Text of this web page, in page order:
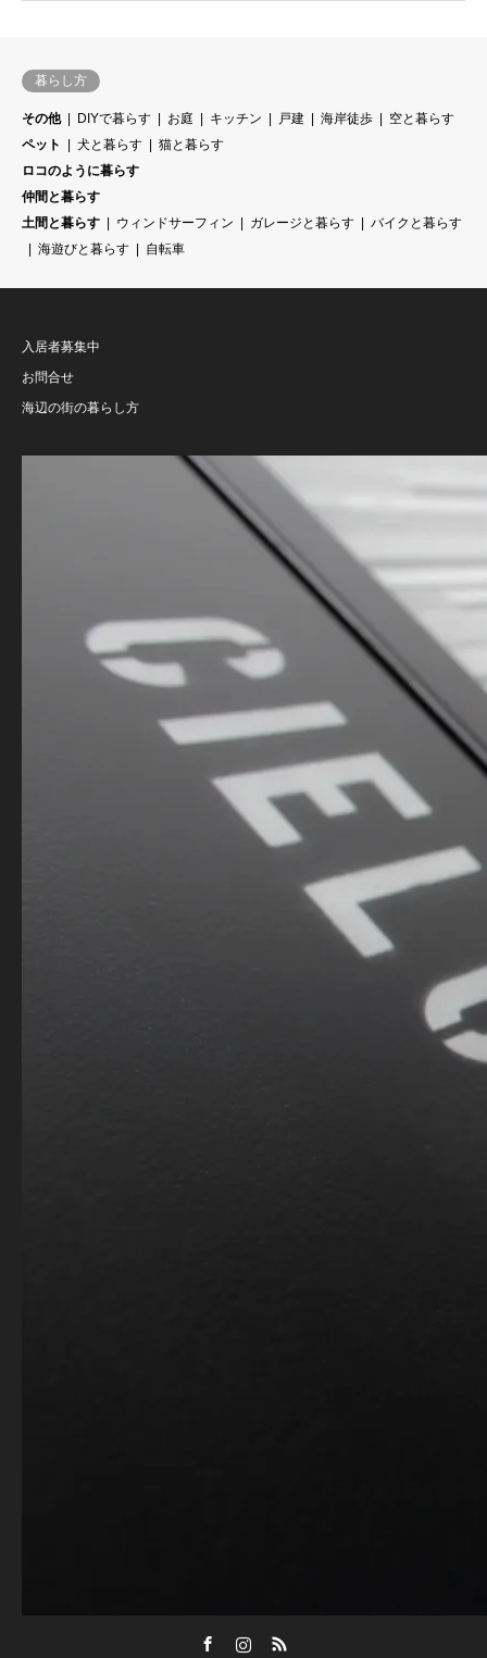
暮らし方
その他 DIYで暮らす お庭 キッチン 戸建 海岸徒歩
空と暮らす
ペット
犬と暮らす
猫と暮らす
ロコのように暮らす
仲間と暮らす
土間と暮らす
ウィンドサーフィン ガレージと暮らす
バイクと暮らす
海遊びと暮らす
自転車
入居者募集中
お問合せ
海辺の街の暮らし方